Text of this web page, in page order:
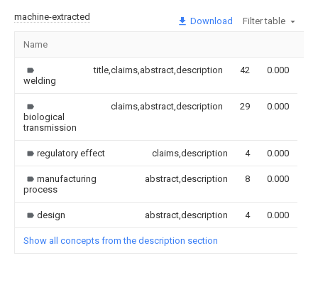
machine-extracted Download Filter table
Name
welding
title,claims,abstract,description 42 0.000
biological
transmission
claims,abstract,description 29 0.000
regulatory effect claims,description 4 0.000
manufacturing
process
abstract,description 8 0.000
design abstract,description 4 0.000
Show all concepts from the description section